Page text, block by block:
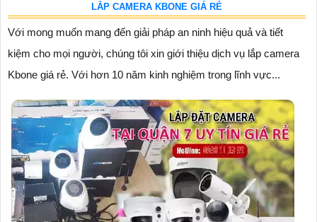
LẮP CAMERA KBONE GIÁ RẺ
Với mong muốn mang đến giải pháp an ninh hiệu quả và tiết
kiệm cho mọi người, chúng tôi xin giới thiệu dịch vụ lắp camera
Kbone giá rẻ. Với hơn 10 năm kinh nghiệm trong lĩnh vực...